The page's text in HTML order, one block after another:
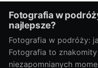
Fotografia w
najlepsze?
Fotografia w podróży:
Fotografia to
niezapomnianych